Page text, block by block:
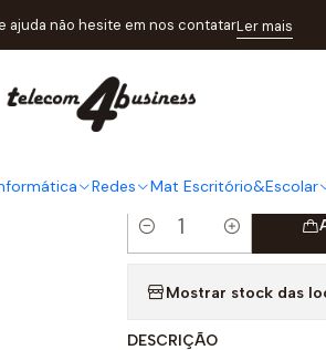
Redes Mat Escritório&Escolar
ajuda não hesite em nos contatarLer mais
MINAS GRAFITE CITYCOLOR
|MINAS
Quantidade
Mostrar stock das
DESCRIÇÃO